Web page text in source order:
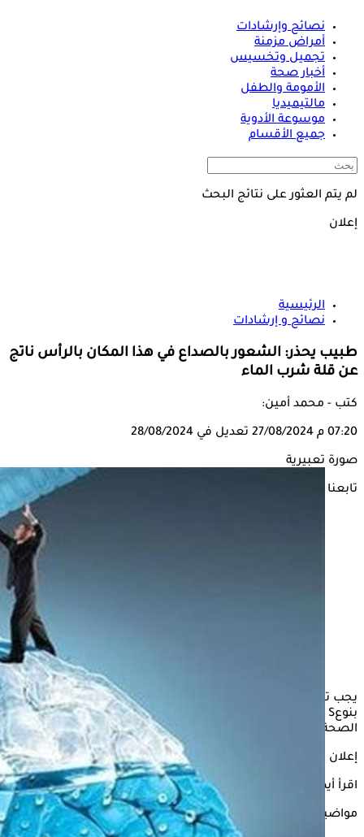
نصائح وإرشادات
أمراض مزمنة
تجميل وتخسيس
أخبار صحة
الأمومة والطفل
مالتيميديا
موسوعة الأدوية
جميع الأقسام
لم يتم العثور على نتائج البحث
إعلان
الرئيسية
نصائح و إرشادات
طبيب يحذر: الشعور بالصداع في هذا المكان بالرأس ناتج
عن قلة شرب الماء
كتب - محمد أمين:
07:20 م 27/08/2024 تعديل في 28/08/2024
صورة تعبيرية
تابعنا على
يجب تناول كمية وفيرة من الماء يوميًا، لأن قلة شربه تهدد الإنسان
بنوعS مزعج من الصداع، حسبما ذكر الدكتور شريف حتة، استشاري
الصحة العامة والطب الوقائي.
إعلان
اقرأ أيضًا: أنواع كثيرة للصداع.. تعرف على أخطرها
مواضيع ذات صلة